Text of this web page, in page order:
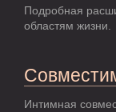
Подробная
областям жизни.
Интимная